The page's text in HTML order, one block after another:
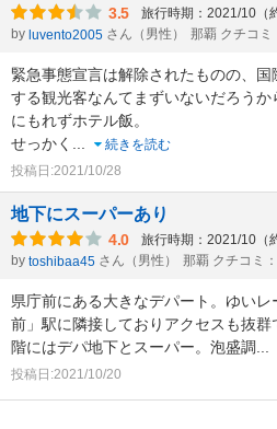
3.5 旅行時期：2021/10（
by luvento2005 さん（男性） 那覇 クチコミ
緊急事態宣言は解除されたものの、国
する観光客なんてまずいないだろうか
にもれずホテル飯。
せっかく
続きを読む
投稿日:2021/10/28
地下にスーパーあり
4.0 旅行時期：2021/10（
by toshibaa45 さん（男性） 那覇 クチコミ
県庁前にある大きなデパート。ゆいレ
前」駅に隣接しておりアクセスも抜群
階にはデパ地下とスーパー。泡盛調
投稿日:2021/10/20